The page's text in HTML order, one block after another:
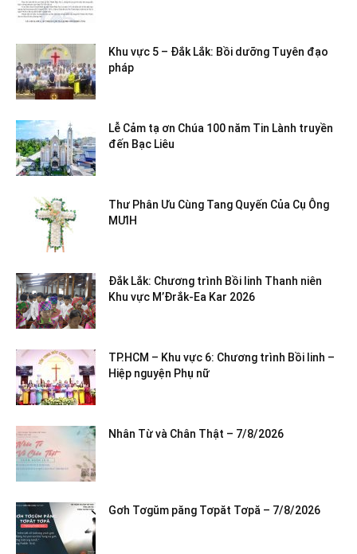
Khu vực 5 – Đắk Lắk: Bồi dưỡng Tuyên đạo
pháp
Lễ Cảm tạ ơn Chúa 100 năm Tin Lành truyền
đến Bạc Liêu
Thư Phân Ưu Cùng Tang Quyến Của Cụ Ông
MƯIH
Đắk Lắk: Chương trình Bồi linh Thanh niên
Khu vực M’Đrắk-Ea Kar 2026
TP.HCM – Khu vực 6: Chương trình Bồi linh –
Hiệp nguyện Phụ nữ
Nhân Từ và Chân Thật – 7/8/2026
Gơh Tơgŭm păng Tơpăt Tơpă – 7/8/2026